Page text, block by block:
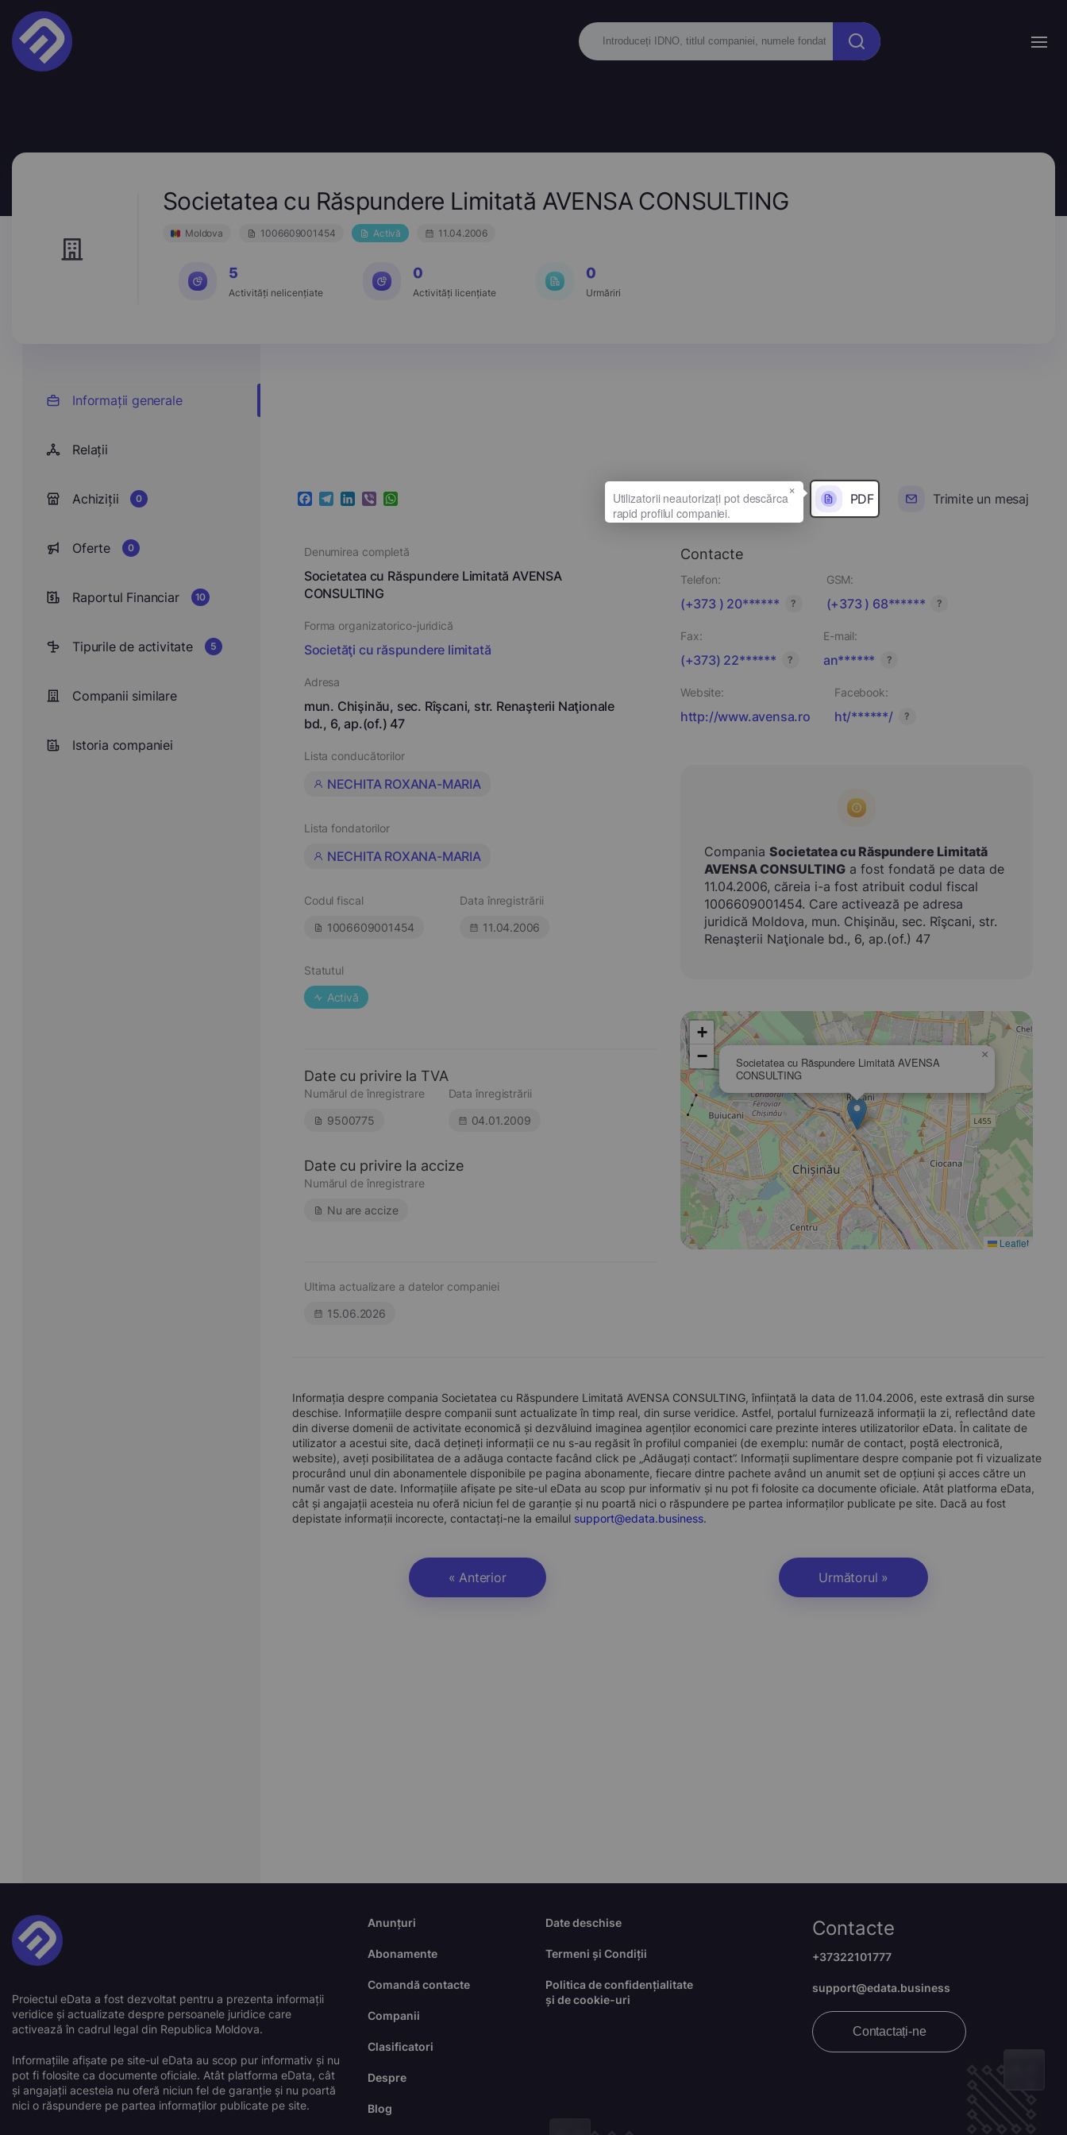
Societatea cu Răspundere Limitată AVENSA CONSULTING
Moldova 1006609001454 Activă 11.04.2006
5
Activități nelicențiate
0
Activități licențiate
0
Urmăriri
Informații generale
Relații
Achiziții 0
Oferte 0
Raportul Financiar 10
Tipurile de activitate 5
Companii similare
Istoria companiei
Facebook
Telegram
LinkedIn
ViberWhatsApp PDF Trimite un mesaj
Denumirea completă
Societatea cu Răspundere Limitată AVENSA
CONSULTING
Forma organizatorico-juridică
Societăţi cu răspundere limitată
Adresa
mun. Chişinău, sec. Rîşcani, str. Renaşterii Naţionale
bd., 6, ap.(of.) 47
Lista conducătorilor
NECHITA ROXANA-MARIA
Lista fondatorilor
NECHITA ROXANA-MARIA
Codul fiscal
1006609001454
Data înregistrării
11.04.2006
Statutul
Activă
Date cu privire la TVA
Numărul de înregistrare
9500775
Data înregistrării
04.01.2009
Date cu privire la accize
Numărul de înregistrare
Nu are accize
Ultima actualizare a datelor companiei
15.06.2026
Contacte
Telefon:
(+373 ) 20****** ?
GSM:
(+373 ) 68****** ?
Fax:
(+373) 22****** ?
E-mail:
an****** ?
Website:
http://www.avensa.ro
Facebook:
ht/******/ ?
Compania Societatea cu Răspundere Limitată
AVENSA CONSULTINGa fost fondată pe data de
11.04.2006, căreia i-a fost atribuit codul fiscal
1006609001454. Care activează pe adresa
juridică Moldova, mun. Chişinău, sec. Rîşcani, str.
Renaşterii Naţionale bd., 6, ap.(of.) 47
Societatea cu Răspundere Limitată AVENSA
CONSULTING
×
+
−
Leaflet
Informația despre compania Societatea cu Răspundere Limitată AVENSA CONSULTING, înființată la data de 11.04.2006, este extrasă din surse
deschise. Informațiile despre companii sunt actualizate în timp real, din surse veridice. Astfel, portalul furnizează informații la zi, reflectând date
din diverse domenii de activitate economică și dezvăluind imaginea agenților economici care prezinte interes utilizatorilor eData. În calitate de
utilizator a acestui site, dacă dețineți informații ce nu s-au regăsit în profilul companiei (de exemplu: număr de contact, poștă electronică,
website), aveți posibilitatea de a adăuga contacte facând click pe „Adăugați contact”. Informații suplimentare despre companie pot fi vizualizate
procurând unul din abonamentele disponibile pe pagina abonamente, fiecare dintre pachete având un anumit set de opțiuni și acces către un
număr vast de date. Informațiile afișate pe site-ul eData au scop pur informativ și nu pot fi folosite ca documente oficiale. Atât platforma eData,
cât și angajații acesteia nu oferă niciun fel de garanție și nu poartă nici o răspundere pe partea informaților publicate pe site. Dacă au fost
depistate informații incorecte, contactați-ne la emailul support@edata.business.
« Anterior Următorul »
Proiectul eData a fost dezvoltat pentru a prezenta informații
veridice și actualizate despre persoanele juridice care
activează în cadrul legal din Republica Moldova.
Informațiile afișate pe site-ul eData au scop pur informativ și nu
pot fi folosite ca documente oficiale. Atât platforma eData, cât
și angajații acesteia nu oferă niciun fel de garanție și nu poartă
nici o răspundere pe partea informaților publicate pe site.
Anunțuri
Abonamente
Comandă contacte
Companii
Clasificatori
Despre
Blog
Date deschise
Termeni și Condiții
Politica de confidențialitate
și de cookie-uri
Contacte
+37322101777
support@edata.business
Contactați-ne
×